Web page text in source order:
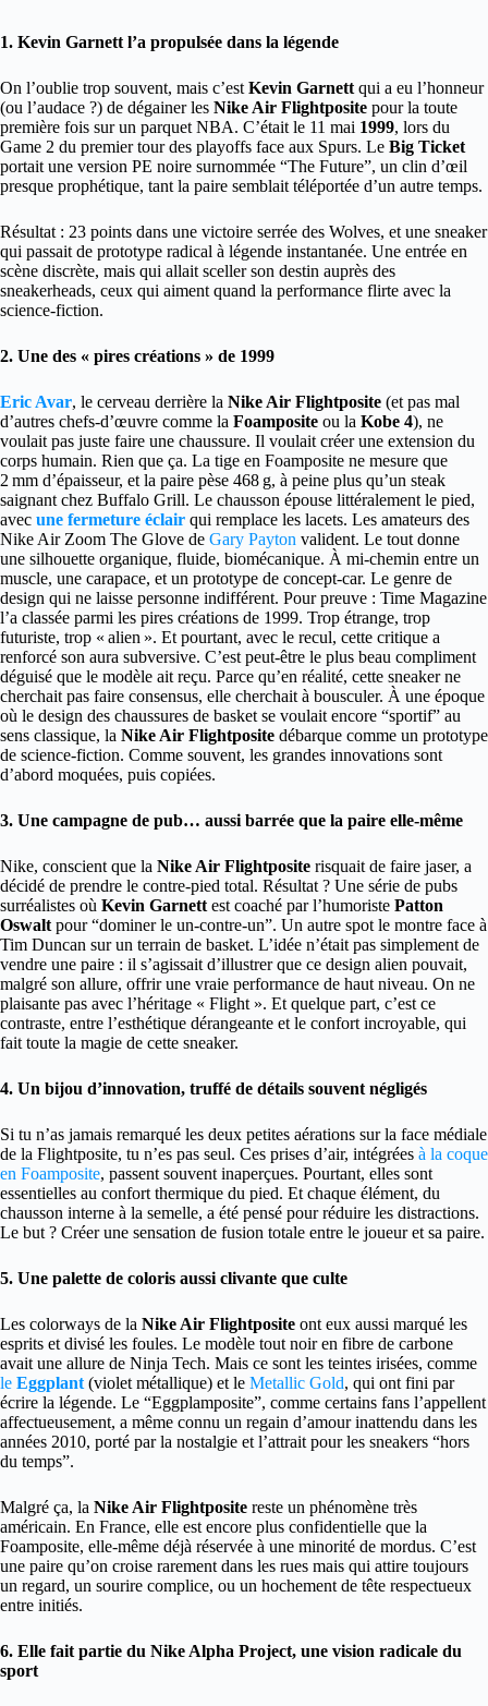
1. Kevin Garnett l’a propulsée dans la légende
On l’oublie trop souvent, mais c’est Kevin Garnett qui a eu l’honneur
(ou l’audace ?) de dégainer les Nike Air Flightposite pour la toute
première fois sur un parquet NBA. C’était le 11 mai 1999, lors du
Game 2 du premier tour des playoffs face aux Spurs. Le Big Ticket
portait une version PE noire surnommée “The Future”, un clin d’œil
presque prophétique, tant la paire semblait téléportée d’un autre temps.
Résultat : 23 points dans une victoire serrée des Wolves, et une sneaker
qui passait de prototype radical à légende instantanée. Une entrée en
scène discrète, mais qui allait sceller son destin auprès des
sneakerheads, ceux qui aiment quand la performance flirte avec la
science-fiction.
2. Une des « pires créations » de 1999
Eric Avar, le cerveau derrière la Nike Air Flightposite (et pas mal
d’autres chefs-d’œuvre comme la Foamposite ou la Kobe 4), ne
voulait pas juste faire une chaussure. Il voulait créer une extension du
corps humain. Rien que ça. La tige en Foamposite ne mesure que
2 mm d’épaisseur, et la paire pèse 468 g, à peine plus qu’un steak
saignant chez Buffalo Grill. Le chausson épouse littéralement le pied,
avec une fermeture éclair qui remplace les lacets. Les amateurs des
Nike Air Zoom The Glove de Gary Payton valident. Le tout donne
une silhouette organique, fluide, biomécanique. À mi-chemin entre un
muscle, une carapace, et un prototype de concept-car. Le genre de
design qui ne laisse personne indifférent. Pour preuve : Time Magazine
l’a classée parmi les pires créations de 1999. Trop étrange, trop
futuriste, trop « alien ». Et pourtant, avec le recul, cette critique a
renforcé son aura subversive. C’est peut-être le plus beau compliment
déguisé que le modèle ait reçu. Parce qu’en réalité, cette sneaker ne
cherchait pas faire consensus, elle cherchait à bousculer. À une époque
où le design des chaussures de basket se voulait encore “sportif” au
sens classique, la Nike Air Flightposite débarque comme un prototype
de science-fiction. Comme souvent, les grandes innovations sont
d’abord moquées, puis copiées.
3. Une campagne de pub… aussi barrée que la paire elle-même
Nike, conscient que la Nike Air Flightposite risquait de faire jaser, a
décidé de prendre le contre-pied total. Résultat ? Une série de pubs
surréalistes où Kevin Garnett est coaché par l’humoriste Patton
Oswalt pour “dominer le un-contre-un”. Un autre spot le montre face à
Tim Duncan sur un terrain de basket. L’idée n’était pas simplement de
vendre une paire : il s’agissait d’illustrer que ce design alien pouvait,
malgré son allure, offrir une vraie performance de haut niveau. On ne
plaisante pas avec l’héritage « Flight ». Et quelque part, c’est ce
contraste, entre l’esthétique dérangeante et le confort incroyable, qui
fait toute la magie de cette sneaker.
4. Un bijou d’innovation, truffé de détails souvent négligés
Si tu n’as jamais remarqué les deux petites aérations sur la face médiale
de la Flightposite, tu n’es pas seul. Ces prises d’air, intégrées à la coque
en Foamposite, passent souvent inaperçues. Pourtant, elles sont
essentielles au confort thermique du pied. Et chaque élément, du
chausson interne à la semelle, a été pensé pour réduire les distractions.
Le but ? Créer une sensation de fusion totale entre le joueur et sa paire.
5. Une palette de coloris aussi clivante que culte
Les colorways de la Nike Air Flightposite ont eux aussi marqué les
esprits et divisé les foules. Le modèle tout noir en fibre de carbone
avait une allure de Ninja Tech. Mais ce sont les teintes irisées, comme
le Eggplant (violet métallique) et le Metallic Gold, qui ont fini par
écrire la légende. Le “Eggplamposite”, comme certains fans l’appellent
affectueusement, a même connu un regain d’amour inattendu dans les
années 2010, porté par la nostalgie et l’attrait pour les sneakers “hors
du temps”.
Malgré ça, la Nike Air Flightposite reste un phénomène très
américain. En France, elle est encore plus confidentielle que la
Foamposite, elle-même déjà réservée à une minorité de mordus. C’est
une paire qu’on croise rarement dans les rues mais qui attire toujours
un regard, un sourire complice, ou un hochement de tête respectueux
entre initiés.
6. Elle fait partie du Nike Alpha Project, une vision radicale du
sport